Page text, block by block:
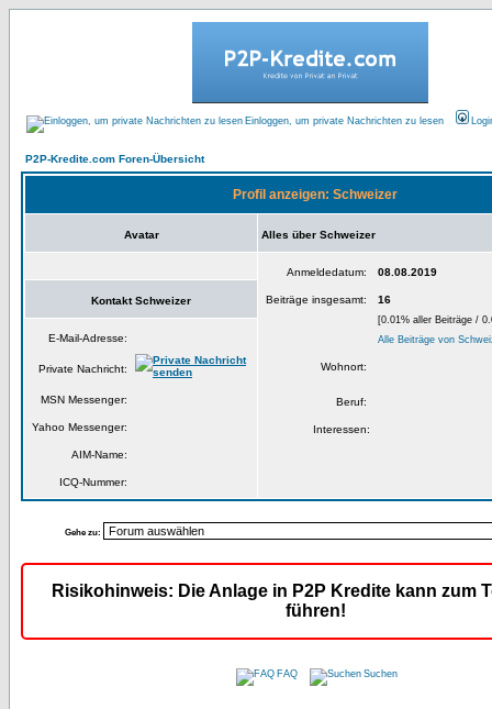
Einloggen, um private Nachrichten zu lesen
P2P-Kredite.com Foren-Übersicht
Profil anzeigen: Schweizer
Avatar Alles über Schweizer
Anmeldedatum: 08.08.2019
Beiträge insgesamt: 16
[0.01% aller Beiträge /
Alle Beiträge von
Wohnort:
Beruf:
Interessen:
Kontakt Schweizer
E-Mail-Adresse:
Private Nachricht:
MSN Messenger:
Yahoo Messenger:
AIM-Name:
ICQ-Nummer:
Gehe zu:
Risikohinweis: Die Anlage in P2P Kredite kann zum
führen!
FAQ Suchen